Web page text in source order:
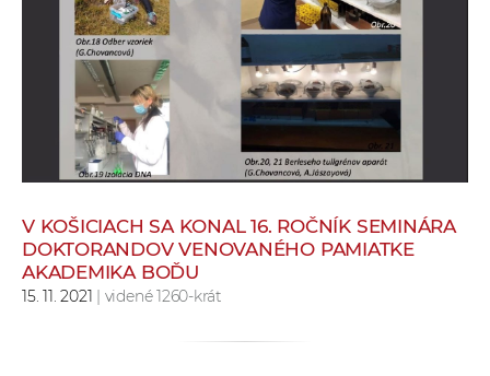
o
n
í
V KOŠICIACH SA KONAL 16. ROČNÍK SEMINÁRA
DOKTORANDOV VENOVANÉHO PAMIATKE
AKADEMIKA BOĎU
15. 11. 2021 | videné 1260-krát